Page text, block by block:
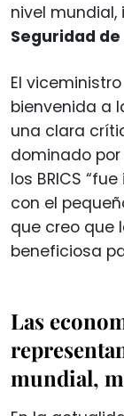
nivel mundial,
Seguridad
El
bienvenida a
una clara
dominado por
los BRICS
con el
que creo que
beneficiosa
Las
mundial,